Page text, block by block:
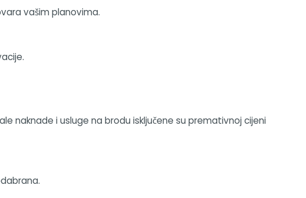
vašim planovima.
naknade i usluge na brodu isključene su premativnoj cijeni